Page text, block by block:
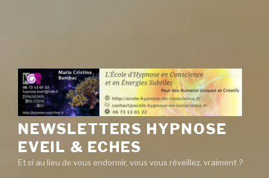
NEWSLETTERS HYPNOSE
EVEIL & ECHES
Et si au lieu de vous endormir, vous vous réveillez, vraiment ?